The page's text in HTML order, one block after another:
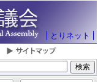
とりネット